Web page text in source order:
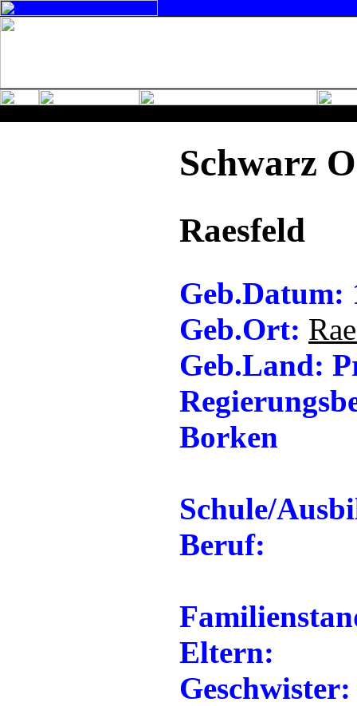
Schwarz
Raesfeld
Geb.Datum:
Geb.Ort:
Geb.Land:
Borken
Schule/
Beruf:
Eltern:
Geschwister: